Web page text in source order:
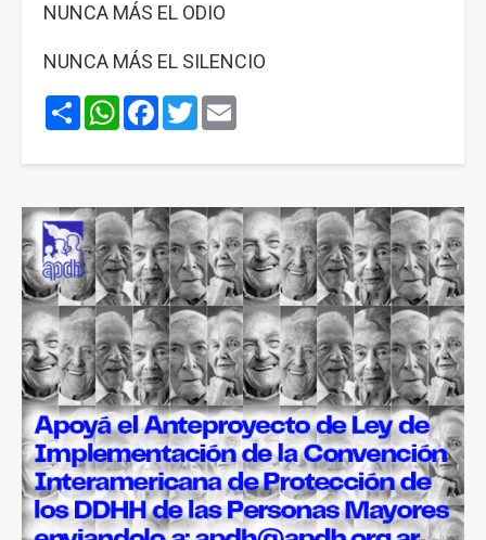
NUNCA MÁS EL ODIO
NUNCA MÁS EL SILENCIO
ShareWhatsApp
Facebook
Twitter